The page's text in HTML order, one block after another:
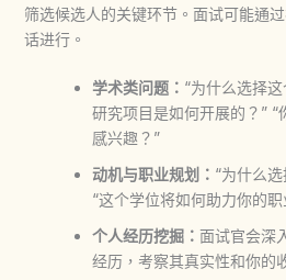
筛选候选人的关键环节。面试可能通
话进行。
学术类问题： “为什么选择
研究项目是如何开展的？”
感兴趣？”
动机与职业规划： “为什么
“这个学位将如何助力你的
个人经历挖掘： 面试官会深
经历，考察其真实性和你的